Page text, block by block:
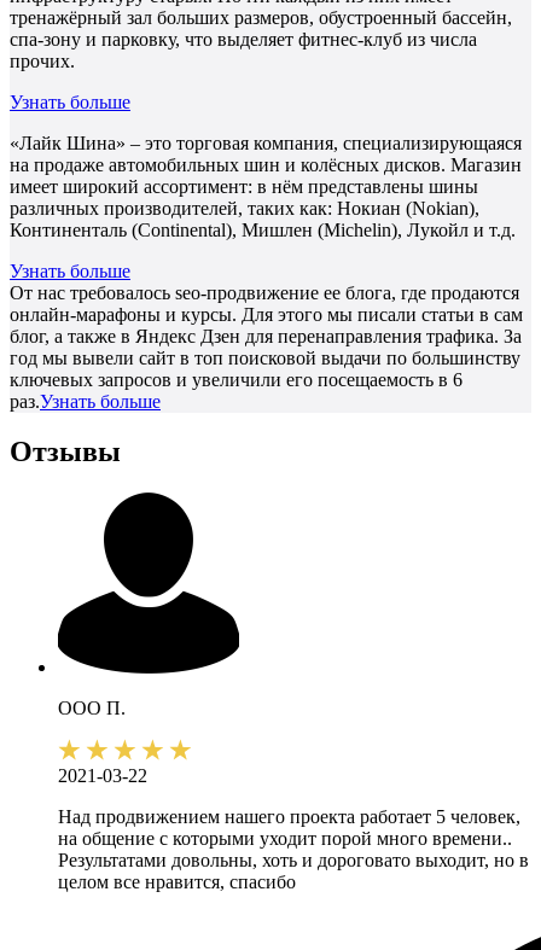
тренажёрный зал больших размеров, обустроенный бассейн,
спа-зону и парковку, что выделяет фитнес-клуб из числа
прочих.
Узнать больше
«Лайк Шина» – это торговая компания, специализирующаяся
на продаже автомобильных шин и колёсных дисков. Магазин
имеет широкий ассортимент: в нём представлены шины
различных производителей, таких как: Нокиан (Nokian),
Континенталь (Continental), Мишлен (Michelin), Лукойл и т.д.
Узнать больше
От нас требовалось seo-продвижение ее блога, где продаются
онлайн-марафоны и курсы. Для этого мы писали статьи в сам
блог, а также в Яндекс Дзен для перенаправления трафика. За
год мы вывели сайт в топ поисковой выдачи по большинству
ключевых запросов и увеличили его посещаемость в 6
раз.Узнать больше
Отзывы
ООО П.
2021-03-22
Над продвижением нашего проекта работает 5 человек,
на общение с которыми уходит порой много времени..
Результатами довольны, хоть и дороговато выходит, но в
целом все нравится, спасибо